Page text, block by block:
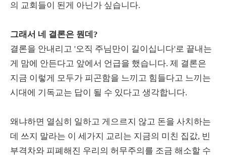
의 교회들이 된게 아닌가 싶습니다.
그래서 네 결론은 뭔데?
결론을 안내리고 '오직 주님만이 길이십니다'로 끝내는
게 맘에 안든다고 앞에서 언급을 했습니다. 제 결론은
지금 이렇게 모두가 피곤함을 느끼고 힘들다고 느끼는
시대에 기독교는 답이 될 수 있다고 생각합니다.
왜냐하면 열심히 일하고 게으르지 않고 돈을 사치하는
데 쓰지 말라는 이 세가지 교리는 지금의 미친 집값, 빈
부격차와 피폐해진 우리의 허무주의를 조금 해소할 수